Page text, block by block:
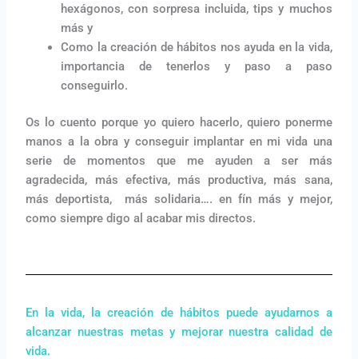
hexágonos, con sorpresa incluida, tips y muchos
más y
Como la creación de hábitos nos ayuda en la vida,
importancia de tenerlos y paso a paso
conseguirlo.
Os lo cuento porque yo quiero hacerlo, quiero ponerme
manos a la obra y conseguir implantar en mi vida una
serie de momentos que me ayuden a ser más
agradecida, más efectiva, más productiva, más sana,
más deportista, más solidaria…. en fín más y mejor,
como siempre digo al acabar mis directos.
En la vida, la creación de hábitos puede ayudarnos a
alcanzar nuestras metas y mejorar nuestra calidad de
vida.